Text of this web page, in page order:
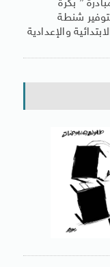
” بكرة
شنطة
والإعدادية